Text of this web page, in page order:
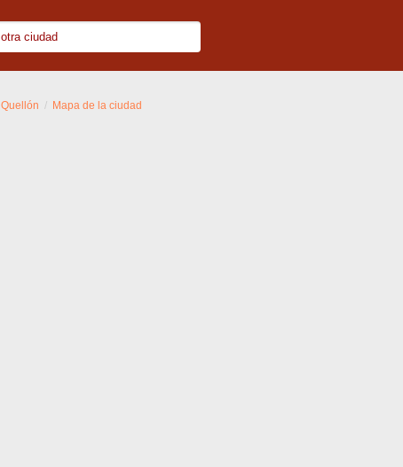
Quellón Mapa de la ciudad